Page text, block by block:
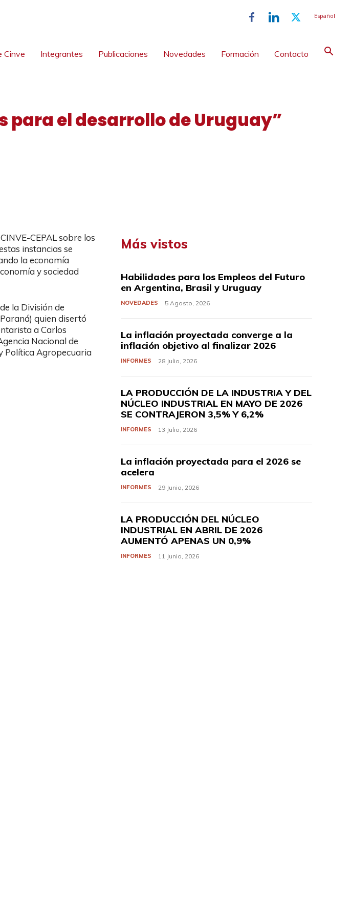
Español
Cinve Integrantes Publicaciones Novedades Formación Contacto
para el desarrollo de Uruguay”
CEPAL sobre los
instancias se
la economía
y sociedad
la División de
quien disertó
a Carlos
Nacional de
Política Agropecuaria
Más vistos
Habilidades para los Empleos del Futuro
en Argentina, Brasil y Uruguay
NOVEDADES 5 Agosto, 2026
La inflación proyectada converge a la
inflación objetivo al finalizar 2026
INFORMES 28 Julio, 2026
LA PRODUCCIÓN DE LA INDUSTRIA Y DEL
NÚCLEO INDUSTRIAL EN MAYO DE 2026
SE CONTRAJERON 3,5% Y 6,2%
INFORMES 13 Julio, 2026
La inflación proyectada para el 2026 se
acelera
INFORMES 29 Junio, 2026
LA PRODUCCIÓN DEL NÚCLEO
INDUSTRIAL EN ABRIL DE 2026
AUMENTÓ APENAS UN 0,9%
INFORMES 11 Junio, 2026